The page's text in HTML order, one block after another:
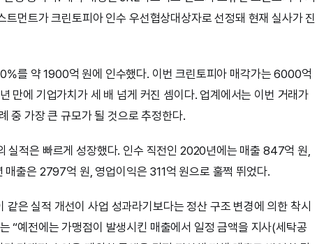
먼트가 크린토피아 인수 우선협상대상자로 선정돼 현재 실사가 진
를 약 1900억 원에 인수했다. 이번 크린토피아 매각가는 6000억
만에 기업가치가 세 배 넘게 커진 셈이다. 업계에서는 이번 거래가
중 가장 큰 규모가 될 것으로 추정한다.
실적은 빠르게 성장했다. 인수 직전인 2020년에는 매출 847억 원,
출은 2797억 원, 영업이익은 311억 원으로 훌쩍 뛰었다.
같은 실적 개선이 사업 성과라기보다는 정산 구조 변경에 의한 착시
“예전에는 가맹점이 발생시킨 매출에서 일정 금액을 지사(세탁공